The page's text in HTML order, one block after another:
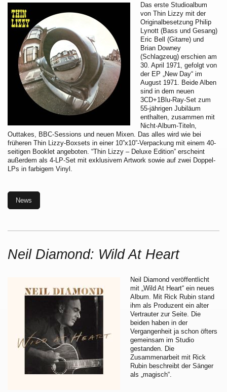
Das erste Studioalbum
von Thin Lizzy mit der
Originalbesetzung Philip
Lynott (Bass und Gesang)
Eric Bell (Gitarre) und
Brian Downey
(Schlagzeug) erschien am
30. April 1971, gefolgt von
der EP „New Day“ im
August 1971. Beide Alben
sind in dem neuen
3CD+1Blu-Ray-Set zum
55-jährigen Jubiläum
enthalten, zusammen mit
Nicht-Album-Titeln,
Outtakes, BBC-Sessions und neuen Mixen. Das alles wird wie bei
früheren Thin Lizzy-Boxsets in einer 10”x10”-Verpackung mit einem 40-
seitigen Booklet angeboten. “Thin Lizzy – Deluxe Edition” erscheint
außerdem als 4-LP-Set mit exklusivem Artwork sowie auf zwei Doppel-
LPs in farbigem Vinyl.
News
Neil Diamond: Wild At Heart
Neil Diamond veröffentlicht
mit „Wild At Heart“ ein neues
Album. Mit Rick Rubin stand
ihm als Produzent ein alter
Vertrauter zur Seite. Die
beiden haben in der
Vergangenheit ja schon öfters
gemeinsam im Studio
gestanden. Die
Zusammenarbeit mit Rick
Rubin beschreibt der Sänger
als „magisch“.